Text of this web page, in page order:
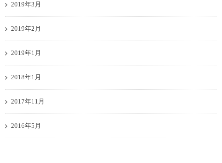
2019年3月
2019年2月
2019年1月
2018年1月
2017年11月
2016年5月